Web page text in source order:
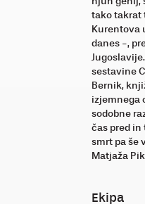
tako takrat
Kurentova
danes -,
sestavine
Bernik,
izjemnega
sodobne
čas pred
smrt pa še
Matjaža
Ekipa